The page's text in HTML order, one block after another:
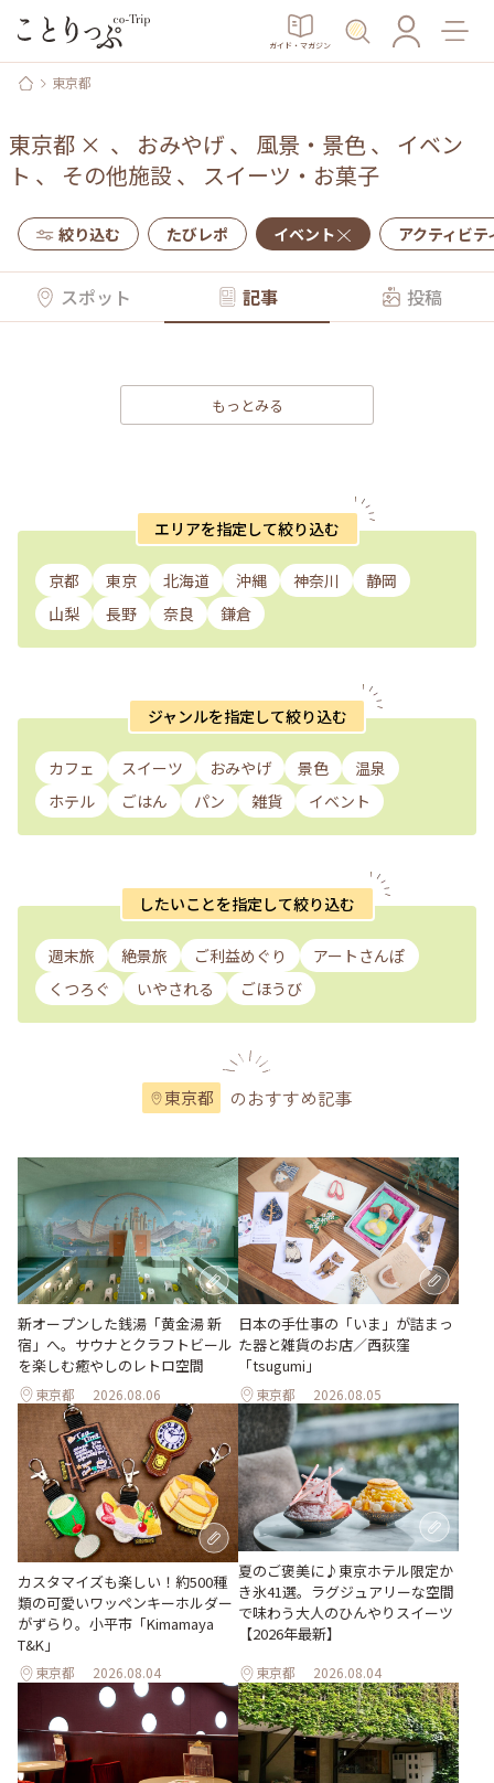
ガイド・マガジン
東京都
東京都 × 、 おみやげ 、 風景・景色、 イベン
ト 、 その他施設、 スイーツ・お菓子
絞り込む たびレポ イベント アクティビテ
スポット 記事 投稿
もっとみる
エリアを指定して絞り込む
京都 東京 北海道 沖縄 神奈川
静岡
山梨
長野 奈良 鎌倉
ジャンルを指定して絞り込む
カフェ スイーツ おみやげ 景色
温泉
ホテル
ごはん パン 雑貨 イベント
したいことを指定して絞り込む
週末旅 絶景旅 ご利益めぐり
アートさんぽ
くつろぐ
いやされる ごほうび
東京都 のおすすめ記事
新オープンした銭湯「黄金湯 新
宿」へ。サウナとクラフトビール
を楽しむ癒やしのレトロ空間
東京都 2026.08.06
日本の手仕事の「いま」が詰まっ
た器と雑貨のお店／西荻窪
「tsugumi」
東京都 2026.08.05
カスタマイズも楽しい！約500種
類の可愛いワッペンキーホルダー
がずらり。小平市「Kimamaya
T&K」
東京都 2026.08.04
夏のご褒美に♪東京ホテル限定か
き氷41選。ラグジュアリーな空間
で味わう大人のひんやりスイーツ
【2026年最新】
東京都 2026.08.04